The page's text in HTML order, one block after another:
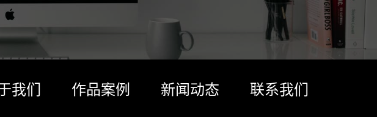
我们 作品案例 新闻动态 联系我们